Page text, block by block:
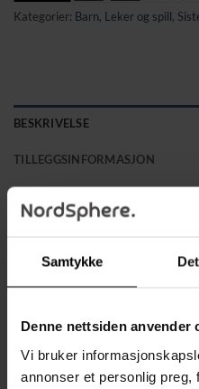
Samtykke
Denne nettsiden anvender
Vi bruker
annonser et personlig preg,
Kategorier: Barn, Leker og spill,
BESKRIVELSE
TILLEGGSINFORMASJON
✔ Stort sett med 407 deler –
specialelement for
✔ Inneholder bl.a. trapper,
dominorekkene